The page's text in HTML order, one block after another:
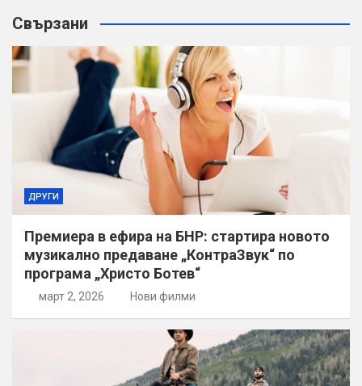
Свързани
ДРУГИ
Премиера в ефира на БНР: стартира новото
музикално предаване „КонтраЗвук“ по
програма „Христо Ботев“
март 2, 2026 Нови филми